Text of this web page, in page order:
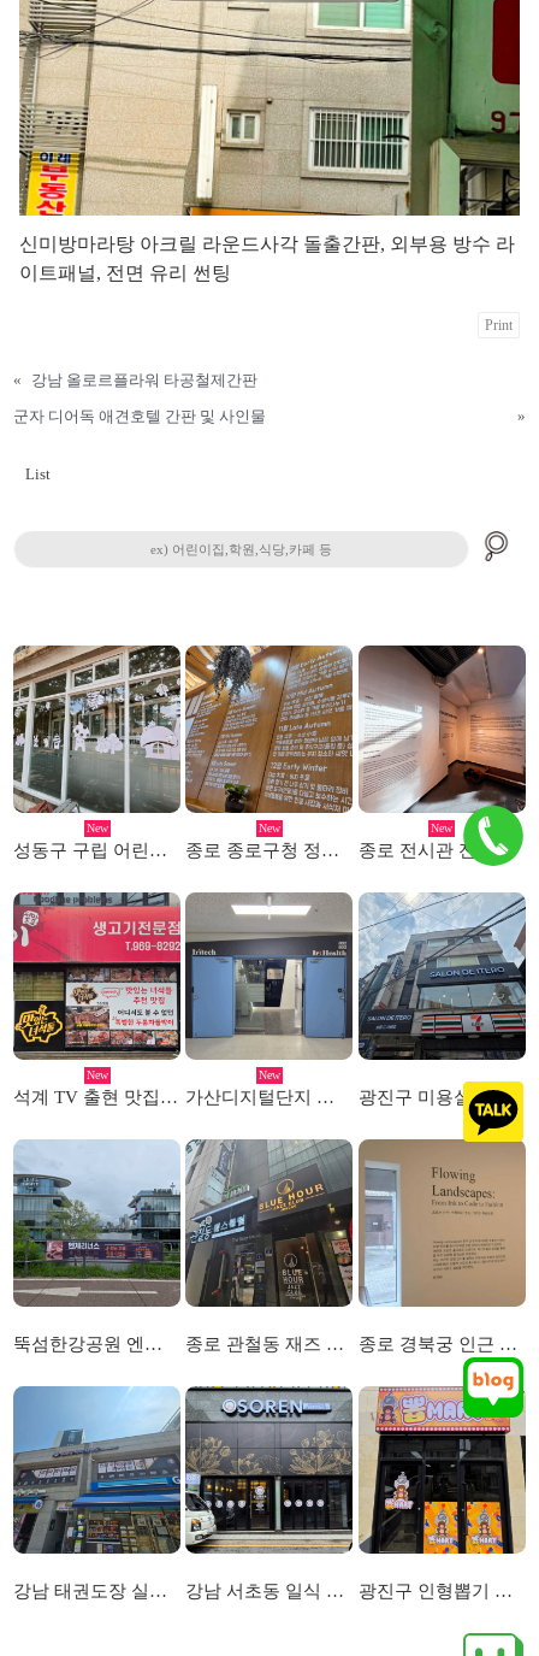
신미방마라탕 아크릴 라운드사각 돌출간판, 외부용 방수 라
이트패널, 전면 유리 썬팅
Print
«
강남 올로르플라워 타공철제간판
군자 디어독 애견호텔 간판 및 사인물
»
List
New
성동구 구립 어린이집 선팅시공
New
종로 종로구청 정원사의집 시트레터링 시공
New
종로 전시관 전시회 레터링 투명실사 작업
New
석계 TV 출현 맛집 고깃집 메뉴판 및 선팅시공
New
가산디지털단지 실내 스카시 간판 광진구 미용실 갈바채널 및 돌출간판 시공
뚝섬한강공원 엔제리너스 및 르엘캐슬 현수막시공 종로 관철동 재즈 클럽 외부 간판 및 내부 아크릴 간판 시공 종로 경북궁 인근 전시회 레터링 시트 시공
강남 태권도장 실내 사인물 및 외부 선팅 간판 시 강남 서초동 일식 레스토랑 채널 간판 및 시트선팅 광진구 인형뽑기 무인 매장 간판 및 선팅시공